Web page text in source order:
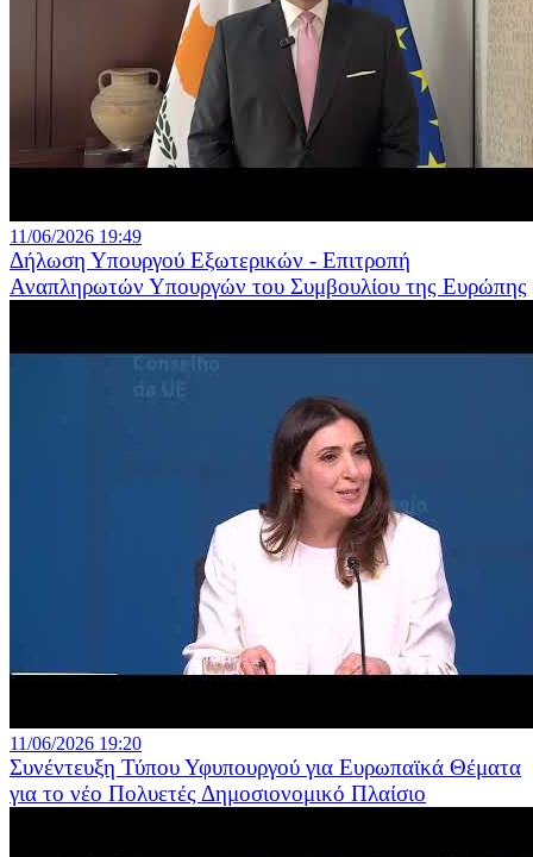
11/06/2026 19:49
Δήλωση Υπουργού Εξωτερικών - Επιτροπή
Αναπληρωτών Υπουργών του Συμβουλίου της Ευρώπης
11/06/2026 19:20
Συνέντευξη Τύπου Υφυπουργού για Ευρωπαϊκά Θέματα
για το νέο Πολυετές Δημοσιονομικό Πλαίσιο